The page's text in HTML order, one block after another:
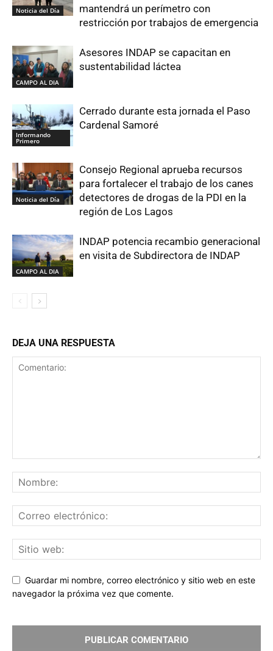
Noticia del Día
mantendrá un perímetro con
restricción por trabajos de emergencia
CAMPO AL DIA
Asesores INDAP se capacitan en
sustentabilidad láctea
Informando
Primero
Cerrado durante esta jornada el Paso
Cardenal Samoré
Noticia del Día
Consejo Regional aprueba recursos
para fortalecer el trabajo de los canes
detectores de drogas de la PDI en la
región de Los Lagos
CAMPO AL DIA
INDAP potencia recambio generacional
en visita de Subdirectora de INDAP
DEJA UNA RESPUESTA
Guardar mi nombre, correo electrónico y sitio web en este
navegador la próxima vez que comente.